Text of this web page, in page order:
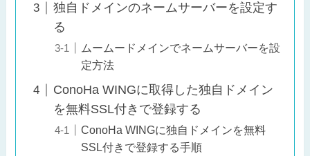
独自ドメインのネームサーバーを設定す
る
ムームードメインでネームサーバーを設
定方法
ConoHa WINGに取得した独自ドメイン
を無料SSL付きで登録する
ConoHa WINGに独自ドメインを無料
SSL付きで登録する手順